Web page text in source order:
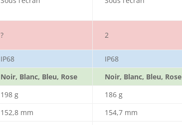
? 2
IP68
IP68
Noir, Blanc, Bleu, Rose
Noir, Blanc, Bleu, Rose
198 g
186 g
152,8 mm
154,7 mm